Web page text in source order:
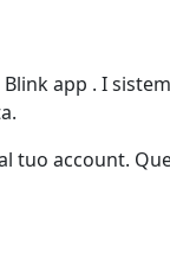
app . I
tuo account.